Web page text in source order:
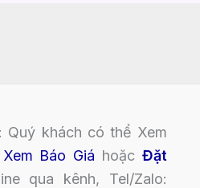
: Quý khách có thể Xem
Xem Báo Giá hoặcĐặt
qua kênh, Tel/Zalo: